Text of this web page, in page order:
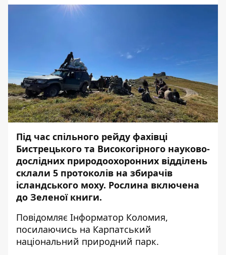
Під час спільного рейду фахівці
Бистрецького та Високогірного науково-
дослідних природоохоронних відділень
склали 5 протоколів на збирачів
ісландського моху. Рослина включена
до Зеленої книги.
Повідомляє Інформатор Коломия,
посилаючись на Карпатський
національний природний парк.